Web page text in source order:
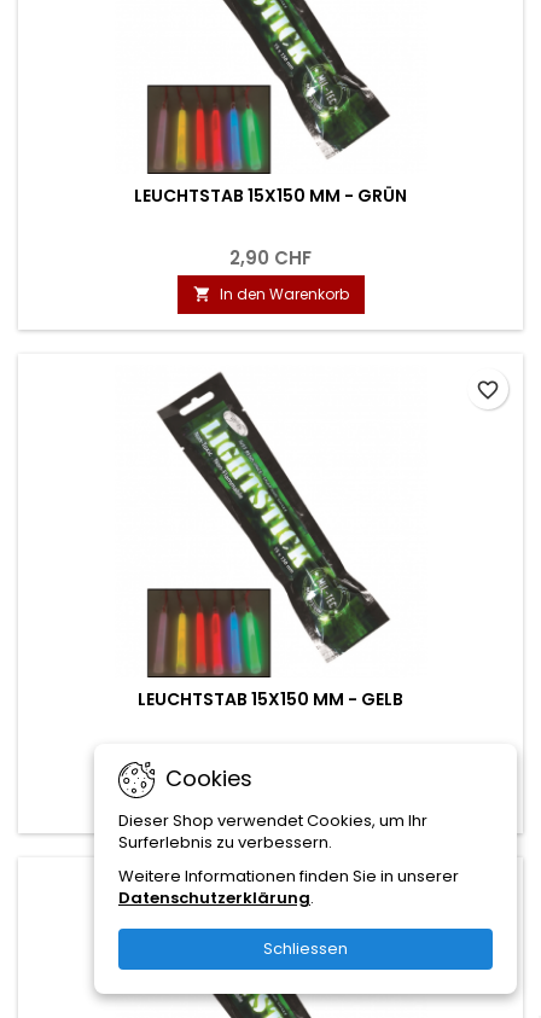
LEUCHTSTAB 15X150 MM - GRÜN
2,90 CHF
 In den Warenkorb
LEUCHTSTAB 15X150 MM - GELB
favorite_border
Cookies
Dieser Shop verwendet Cookies, um Ihr
Surferlebnis zu verbessern.
Weitere Informationen finden Sie in unserer
Datenschutzerklärung.
Schliessen